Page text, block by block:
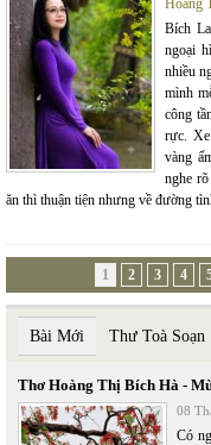
Bích
ngoại
nhiều
mình
công
rực.
vàng
nghe
ăn thì thuận tiện nhưng về đường
1 2 3 4
Bài Mới Thư Toà Soạn
Thơ Hoàng Thị Bích Hà -
08
Có